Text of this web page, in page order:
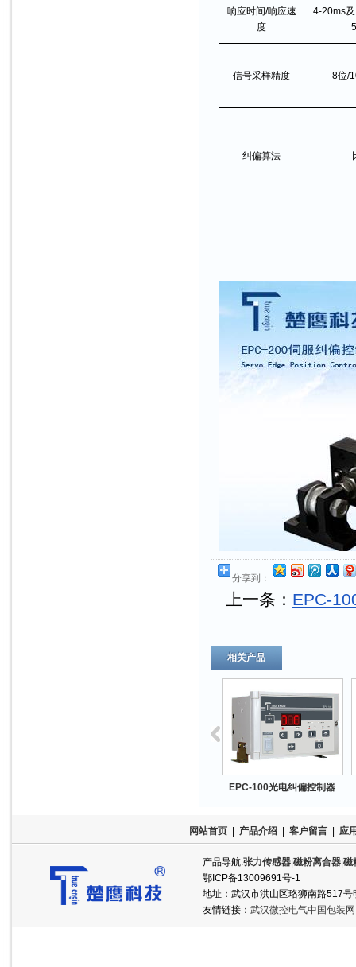
响应时间/响应速
度
4-20ms
信号采样精度 8位/
纠偏算法
分享到：
上一条： EPC-
相关产品
EPC-100光电纠偏控制器
网站首页 产品介绍 客户留言 应
产品导航:张力传感器 磁粉离合器 磁
鄂ICP备13009691号-1
地址：武汉市洪山区珞狮南路517
友情链接： 武汉微控电气中国包装网